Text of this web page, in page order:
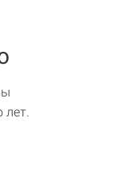
лет.